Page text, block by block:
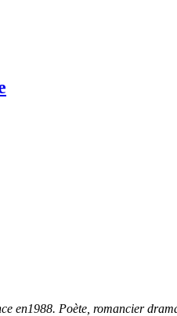
en1988. Poète, romancier